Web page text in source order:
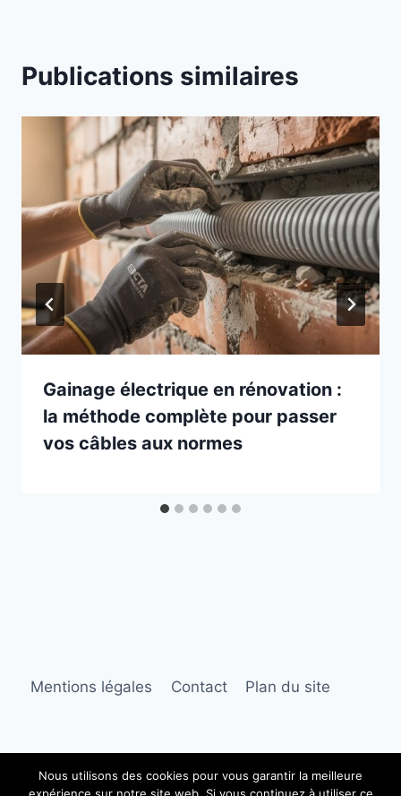
Publications similaires
Gainage électrique en rénovation :
la méthode complète pour passer
vos câbles aux normes
Mentions légales Contact Plan du site
Nous utilisons des cookies pour vous garantir la meilleure